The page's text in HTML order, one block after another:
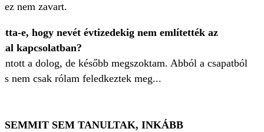
ez nem zavart.
e, hogy nevét évtizedekig nem említették az
kapcsolatban?
a dolog, de később megszoktam. Abból a csapatból
nem csak rólam feledkeztek meg...
SEMMIT SEM TANULTAK, INKÁBB